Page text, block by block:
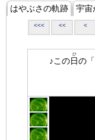
はやぶさの軌跡 宇宙
<<< << <
♪この日
ひ
の